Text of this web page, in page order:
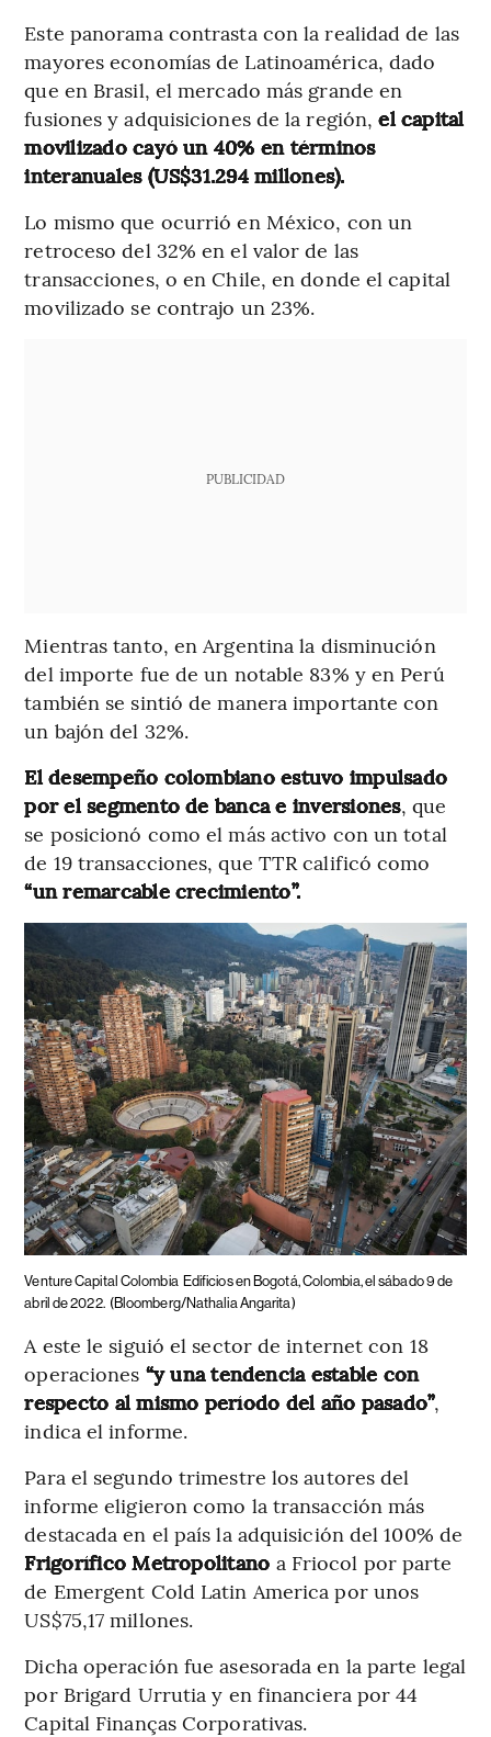
Este panorama contrasta con la realidad de las
mayores economías de Latinoamérica, dado
que en Brasil, el mercado más grande en
fusiones y adquisiciones de la región,el capital
movilizado cayó un 40% en términos
interanuales (US$31.294 millones).
Lo mismo que ocurrió en México, con un
retroceso del 32% en el valor de las
transacciones, o en Chile, en donde el capital
movilizado se contrajo un 23%.
PUBLICIDAD
Mientras tanto, en Argentina la disminución
del importe fue de un notable 83% y en Perú
también se sintió de manera importante con
un bajón del 32%.
El desempeño colombiano estuvo impulsado
por el segmento de banca e inversiones, que
se posicionó como el más activo con un total
de 19 transacciones, que TTR calificó como
“un remarcable crecimiento”.
Venture Capital Colombia Edificios en Bogotá, Colombia, el sábado 9 de
abril de 2022. (Bloomberg/Nathalia Angarita)
A este le siguió el sector de internet con 18
operaciones “y una tendencia estable con
respecto al mismo período del año pasado”,
indica el informe.
Para el segundo trimestre los autores del
informe eligieron como la transacción más
destacada en el país la adquisición del 100% de
Frigorífico Metropolitano a Friocol por parte
de Emergent Cold Latin America por unos
US$75,17 millones.
Dicha operación fue asesorada en la parte legal
por Brigard Urrutia y en financiera por 44
Capital Finanças Corporativas.